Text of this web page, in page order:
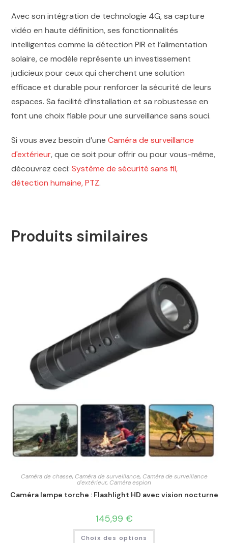
Avec son intégration de technologie 4G, sa capture
vidéo en haute définition, ses fonctionnalités
intelligentes comme la détection PIR et l’alimentation
solaire, ce modèle représente un investissement
judicieux pour ceux qui cherchent une solution
efficace et durable pour renforcer la sécurité de leurs
espaces. Sa facilité d’installation et sa robustesse en
font une choix fiable pour une surveillance sans souci.
Si vous avez besoin d’uneCaméra de surveillance
d'extérieur, que ce soit pour offrir ou pour vous-même,
découvrez ceci:Système de sécurité sans fil,
détection humaine, PTZ.
Produits similaires
Caméra de chasse, Caméra de surveillance, Caméra de surveillance
d'extérieur, Caméra espion
Caméra lampe torche : Flashlight HD avec vision nocturne
145,99 €
Choix des options